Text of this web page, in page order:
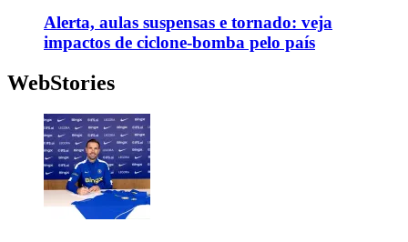
Alerta, aulas suspensas e tornado: veja
impactos de ciclone-bomba pelo país
WebStories